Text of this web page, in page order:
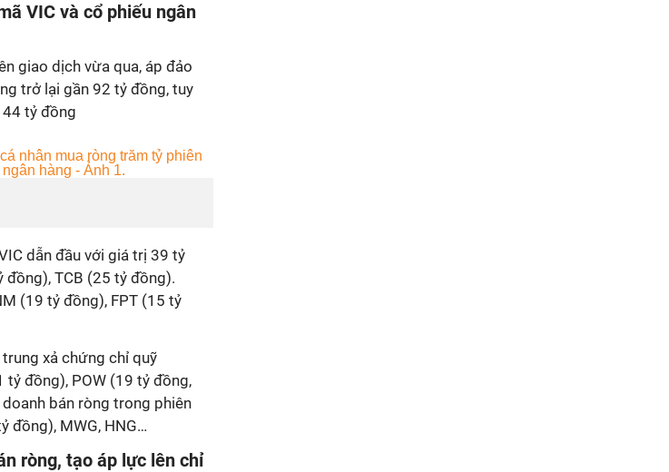
VIC và cổ phiếu ngân
giao dịch vừa qua, áp đảo
trở lại gần 92 tỷ đồng, tuy
tỷ đồng
dẫn đầu với giá trị 39 tỷ
đồng), TCB (25 tỷ đồng).
(19 tỷ đồng), FPT (15 tỷ
xả chứng chỉ quỹ
tỷ đồng), POW (19 tỷ đồng,
bán ròng trong phiên
đồng), MWG, HNG…
ròng, tạo áp lực lên chỉ